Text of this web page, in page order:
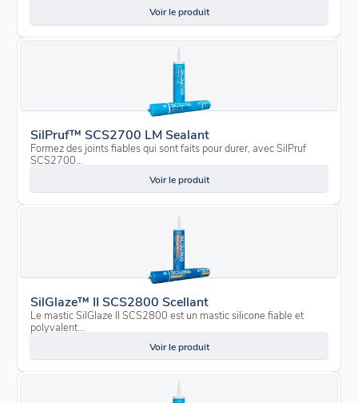
Voir le produit
SilPruf™ SCS2700 LM Sealant
Formez des joints fiables qui sont faits pour durer, avec SilPruf
SCS2700...
Voir le produit
SilGlaze™ II SCS2800 Scellant
Le mastic SilGlaze II SCS2800 est un mastic silicone fiable et
polyvalent...
Voir le produit